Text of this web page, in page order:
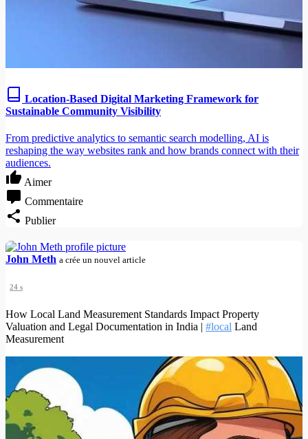
Location-Based Digital Marketing Framework for
Sustainable Community Visibility
From predictive analytics to semantic search modelling, AI is
reshaping the way websites rank and how brands connect with their
audiences.
Aimer
Commentaire
Publier
John Meth a crée un nouvel article
24 s
How Local Land Measurement Standards Impact Property
Valuation and Legal Documentation in India | #local Land
Measurement